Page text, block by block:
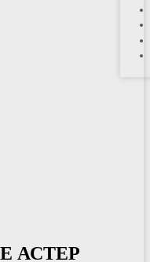
АСТЕР